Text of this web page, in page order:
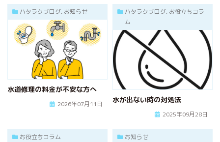
ハタラクブログ, お知らせ
水道修理の料金が不安な方へ
2026年07月11日
ハタラクブログ, お役立ちコラ
ム
水が出ない時の対処法
2025年09月28日
お役立ちコラム お知らせ